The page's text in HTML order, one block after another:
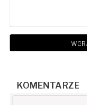
KOMENTARZE